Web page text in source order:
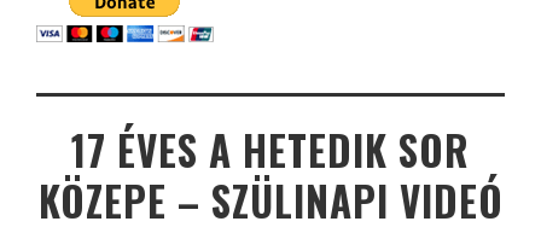
17 ÉVES A HETEDIK SOR
KÖZEPE – SZÜLINAPI VIDEÓ